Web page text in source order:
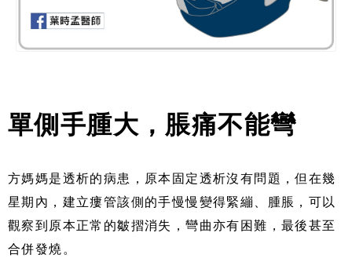
單側手腫大，脹痛不能彎
方媽媽是透析的病患，原本固定透析沒有問題，但在幾
星期內，建立瘻管該側的手慢慢變得緊繃、腫脹，可以
觀察到原本正常的皺摺消失，彎曲亦有困難，最後甚至
合併發燒。